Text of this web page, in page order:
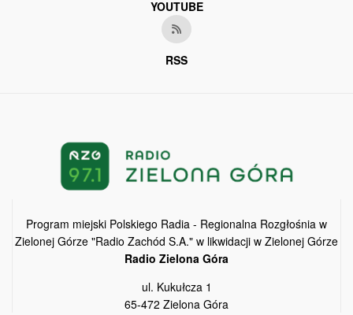
YOUTUBE
RSS
Program miejski Polskiego Radia - Regionalna Rozgłośnia w
Zielonej Górze "Radio Zachód S.A." w likwidacji w Zielonej Górze
Radio Zielona Góra
ul. Kukułcza 1
65-472 Zielona Góra